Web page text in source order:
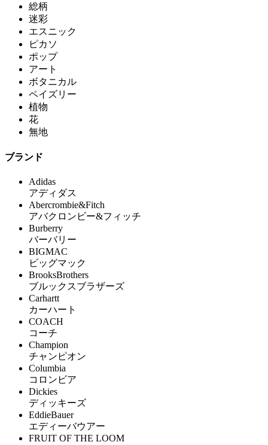
総柄
迷彩
エスニック
ピカソ
ポップ
アート
ボタニカル
ペイズリー
植物
花
無地
ブランド
Adidas
アディダス
Abercrombie&Fitch
アバクロンビー&フィッチ
Burberry
バーバリー
BIGMAC
ビッグマック
BrooksBrothers
ブルックスブラザーズ
Carhartt
カーハート
COACH
コーチ
Champion
チャンピオン
Columbia
コロンビア
Dickies
ディッキーズ
EddieBauer
エディーバウアー
FRUIT OF THE LOOM